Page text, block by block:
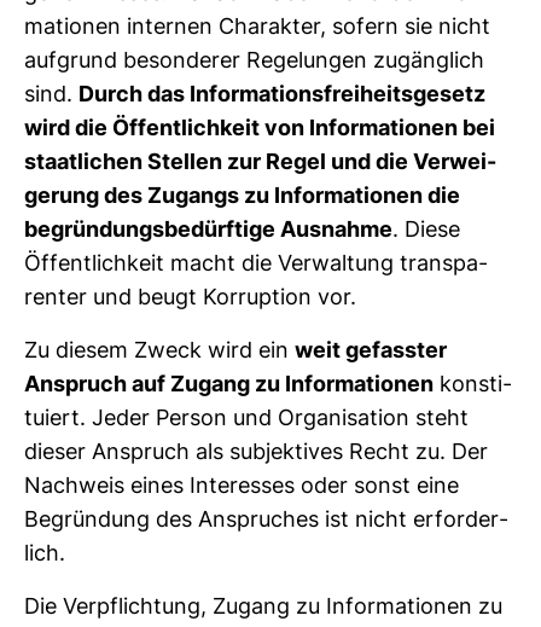
ma­tionen internen Cha­rakter, sofern sie nicht
auf­grund beson­derer Rege­lungen zugäng­lich
sind. Durch das Infor­ma­ti­ons­frei­heits­ge­setz
wird die Öffent­lich­keit von Infor­ma­tionen bei
staat­li­chen Stellen zur Regel und die Ver­wei­
ge­rung des Zugangs zu Infor­ma­tionen die
begrün­dungs­be­dürf­tige Aus­nahme. Diese
Öffent­lich­keit macht die Ver­wal­tung trans­pa­
renter und beugt Kor­rup­tion vor.
Zu diesem Zweck wird ein weit gefasster
Anspruch auf Zugang zu Infor­ma­tionen kon­sti­
tu­iert. Jeder Person und Orga­ni­sa­tion steht
dieser Anspruch als sub­jek­tives Recht zu. Der
Nach­weis eines Inter­esses oder sonst eine
Begrün­dung des Anspru­ches ist nicht erfor­der­
lich.
Die Ver­pflich­tung, Zugang zu Infor­ma­tionen zu